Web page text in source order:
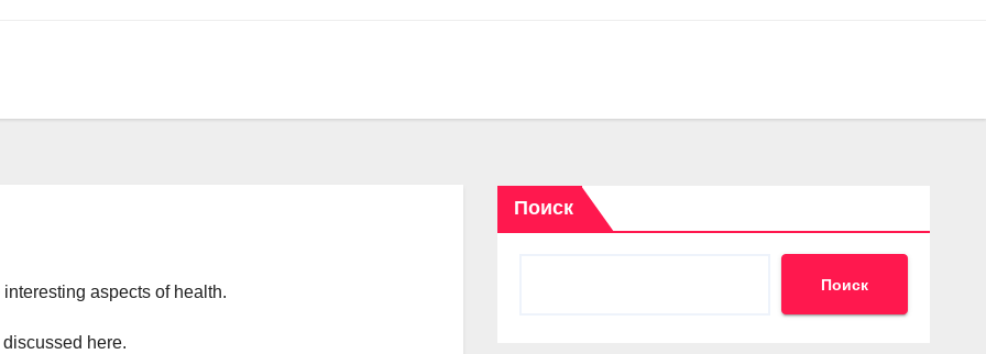
aspects of health.
here.
Поиск
Поиск